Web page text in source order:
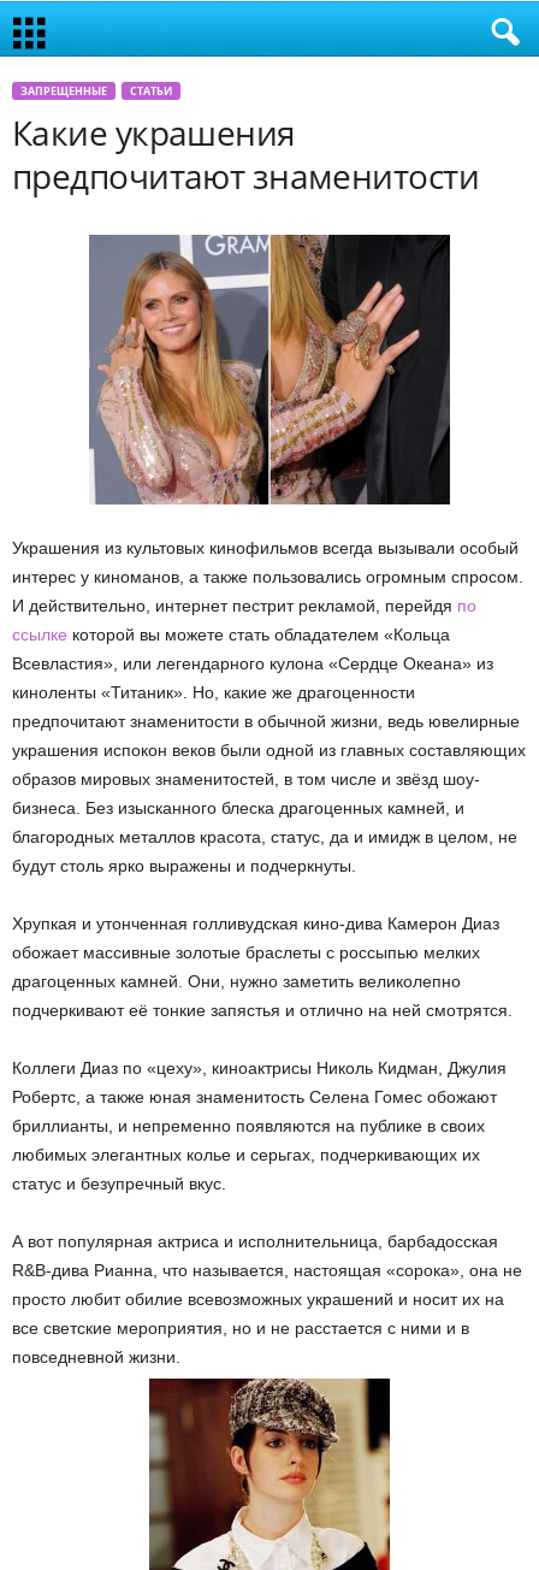
ЗАПРЕЩЕННЫЕ СТАТЬИ
Какие украшения
предпочитают знаменитости
Украшения из культовых кинофильмов всегда вызывали особый
интерес у киноманов, а также пользовались огромным спросом.
И действительно, интернет пестрит рекламой, перейдя по
ссылке которой вы можете стать обладателем «Кольца
Всевластия», или легендарного кулона «Сердце Океана» из
киноленты «Титаник». Но, какие же драгоценности
предпочитают знаменитости в обычной жизни, ведь ювелирные
украшения испокон веков были одной из главных составляющих
образов мировых знаменитостей, в том числе и звёзд шоу-
бизнеса. Без изысканного блеска драгоценных камней, и
благородных металлов красота, статус, да и имидж в целом, не
будут столь ярко выражены и подчеркнуты.
Хрупкая и утонченная голливудская кино-дива Камерон Диаз
обожает массивные золотые браслеты с россыпью мелких
драгоценных камней. Они, нужно заметить великолепно
подчеркивают её тонкие запястья и отлично на ней смотрятся.
Коллеги Диаз по «цеху», киноактрисы Николь Кидман, Джулия
Робертс, а также юная знаменитость Селена Гомес обожают
бриллианты, и непременно появляются на публике в своих
любимых элегантных колье и серьгах, подчеркивающих их
статус и безупречный вкус.
А вот популярная актриса и исполнительница, барбадосская
R&B-дива Рианна, что называется, настоящая «сорока», она не
просто любит обилие всевозможных украшений и носит их на
все светские мероприятия, но и не расстается с ними и в
повседневной жизни.